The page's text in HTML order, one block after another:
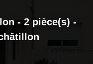
- 2 pièce(s) -